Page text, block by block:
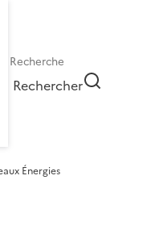
Rechercher
Énergies